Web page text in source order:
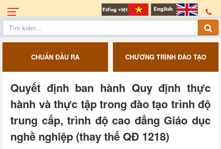
CHUẨN ĐẦU RA CHƯƠNG TRÌNH ĐÀO TẠO
Quyết định ban hành Quy định thực
hành và thực tập trong đào tạo trình độ
trung cấp, trình độ cao đẳng Giáo dục
nghề nghiệp (thay thế QĐ 1218)